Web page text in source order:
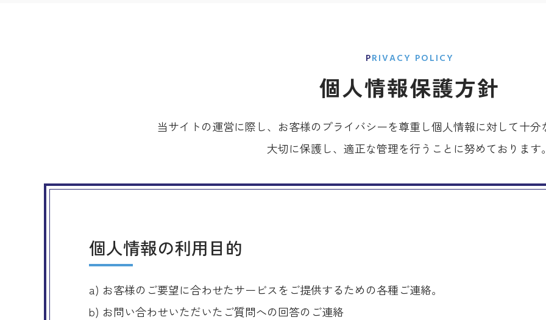
PRIVACY POLICY
個人情報保護方針
当サイトの運営に際し、お客様のプライバシーを尊重し個人情報に対して十分
大切に保護し、適正な管理を行うことに努めております。
個人情報の利用目的
a) お客様のご要望に合わせたサービスをご提供するための各種ご連絡。
b) お問い合わせいただいたご質問への回答のご連絡